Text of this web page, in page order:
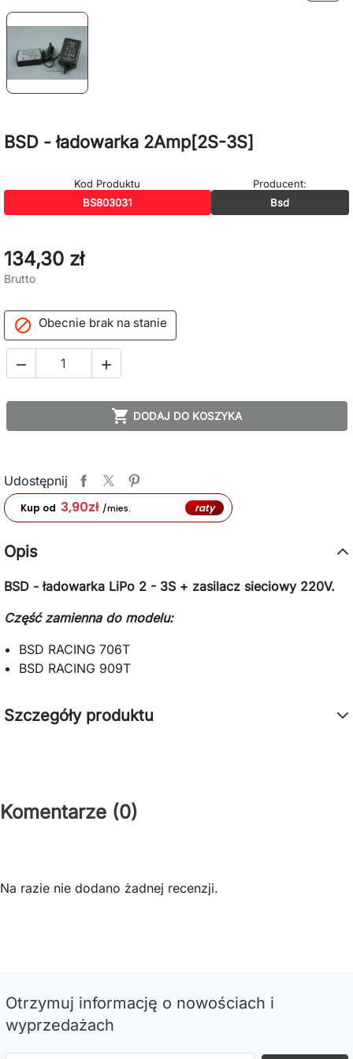
BSD - ładowarka 2Amp[2S-3S]
Kod Produktu
BS803031
Producent:
Bsd
134,30 zł
Brutto
 Obecnie brak na stanie
 
 DODAJ DO KOSZYKA
Udostępnij
Kup od 3,90zł /mies. raty
Opis
BSD - ładowarka LiPo 2 - 3S + zasilacz sieciowy 220V.
Część zamienna do modelu:
BSD RACING 706T
BSD RACING 909T
Szczegóły produktu
Komentarze (0)
Na razie nie dodano żadnej recenzji.
Otrzymuj informację o nowościach i
wyprzedażach